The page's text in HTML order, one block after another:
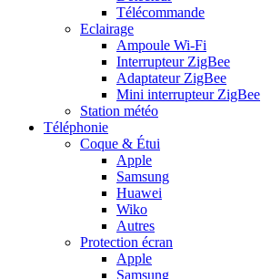
Télécommande
Eclairage
Ampoule Wi-Fi
Interrupteur ZigBee
Adaptateur ZigBee
Mini interrupteur ZigBee
Station météo
Téléphonie
Coque & Étui
Apple
Samsung
Huawei
Wiko
Autres
Protection écran
Apple
Samsung